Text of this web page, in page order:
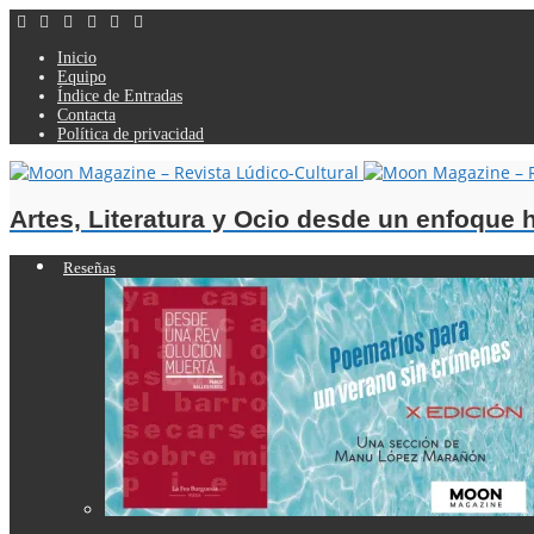
Inicio
Equipo
Índice de Entradas
Contacta
Política de privacidad
Artes, Literatura y Ocio desde un enfoque
Reseñas